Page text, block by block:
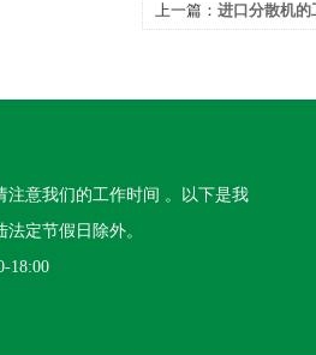
上一篇： 进口分散机的
注意我们的工作时间 。以下是我
定节假日除外。
18:00